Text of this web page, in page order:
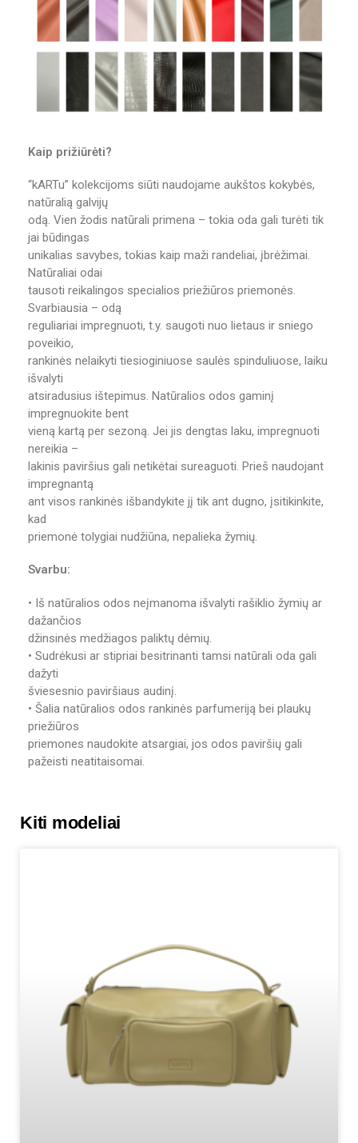
Kaip prižiūrėti?
“kARTu” kolekcijoms siūti naudojame aukštos kokybės,
natūralią galvijų
odą. Vien žodis natūrali primena – tokia oda gali turėti tik
jai būdingas
unikalias savybes, tokias kaip maži randeliai, įbrėžimai.
Natūraliai odai
tausoti reikalingos specialios priežiūros priemonės.
Svarbiausia – odą
reguliariai impregnuoti, t.y. saugoti nuo lietaus ir sniego
poveikio,
rankinės nelaikyti tiesioginiuose saulės spinduliuose, laiku
išvalyti
atsiradusius ištepimus. Natūralios odos gaminį
impregnuokite bent
vieną kartą per sezoną. Jei jis dengtas laku, impregnuoti
nereikia –
lakinis paviršius gali netikėtai sureaguoti. Prieš naudojant
impregnantą
ant visos rankinės išbandykite jį tik ant dugno, įsitikinkite,
kad
priemonė tolygiai nudžiūna, nepalieka žymių.
Svarbu:
• Iš natūralios odos neįmanoma išvalyti rašiklio žymių ar
dažančios
džinsinės medžiagos paliktų dėmių.
• Sudrėkusi ar stipriai besitrinanti tamsi natūrali oda gali
dažyti
šviesesnio paviršiaus audinį.
• Šalia natūralios odos rankinės parfumeriją bei plaukų
priežiūros
priemones naudokite atsargiai, jos odos paviršių gali
pažeisti neatitaisomai.
Kiti modeliai